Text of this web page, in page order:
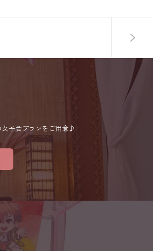
女子会プランをご用意♪